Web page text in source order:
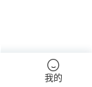
我的